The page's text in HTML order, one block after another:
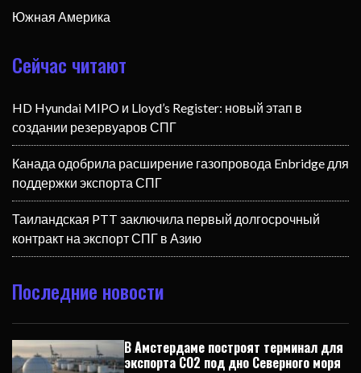
Южная Америка
Сейчас читают
HD Hyundai MIPO и Lloyd’s Register: новый этап в
создании резервуаров СПГ
Канада одобрила расширение газопровода Enbridge для
поддержки экспорта СПГ
Таиландская PTT заключила первый долгосрочный
контракт на экспорт СПГ в Азию
Последние новости
В Амстердаме построят терминал для
экспорта CO2 под дно Северного моря